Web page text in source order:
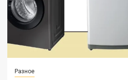
Разное